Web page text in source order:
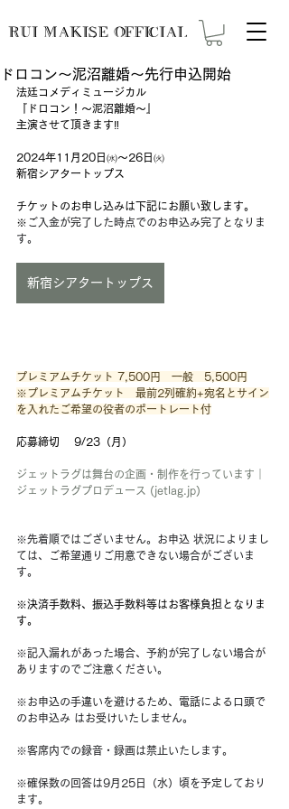
RUI MAKISE OFFICIAL
ドロコン～泥沼離婚～先行申込開始
法廷コメディミュージカル
『ドロコン！〜泥沼離婚〜』
主演させて頂きます‼️
2024年11月20日㈬〜26日㈫
新宿シアタートップス
チケットのお申し込みは下記にお願い致します。
※ ご入金が完了した時点でのお申込み完了となりま
す。
新宿シアタートップス
プレミアムチケット 7,500円　一般　5,500円
※プレミアムチケット　最前2列確約+宛名とサイン
を入れたご希望の役者のポートレート付
応募締切 　9/23（月）
ジェットラグは舞台の企画・制作を行っています｜
ジェットラグプロデュース (jetlag.jp)
※先着順ではございません。お申込 状況によりまし
ては、ご希望通りご用意できない場合がございま
す。
※決済手数料、振込手数料等はお客様負担となりま
す。
※記入漏れがあった場合、予約が完了しない場合が
ありますのでご注意ください。
※お申込の手違いを避けるため、電話による口頭で
のお申込み はお受けいたしません。
※客席内での録音・録画は禁止いたします。
※確保数の回答は9月25日（水）頃を予定しており
ます。